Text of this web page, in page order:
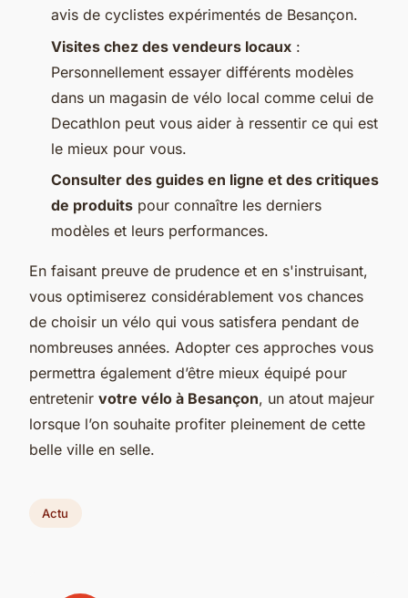
avis de cyclistes expérimentés de Besançon.
Visites chez des vendeurs locaux :
Personnellement essayer différents modèles
dans un magasin de vélo local comme celui de
Decathlon peut vous aider à ressentir ce qui est
le mieux pour vous.
Consulter des guides en ligne et des critiques
de produits pour connaître les derniers
modèles et leurs performances.
En faisant preuve de prudence et en s'instruisant,
vous optimiserez considérablement vos chances
de choisir un vélo qui vous satisfera pendant de
nombreuses années. Adopter ces approches vous
permettra également d’être mieux équipé pour
entretenir votre vélo à Besançon, un atout majeur
lorsque l’on souhaite profiter pleinement de cette
belle ville en selle.
Actu